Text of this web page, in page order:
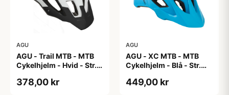
AGU
AGU - Trail MTB - MTB
Cykelhjelm - Hvid - Str.
378,00 kr
AGU
AGU - XC MTB - MTB
Cykelhjelm - Blå - Str.
449,00 kr